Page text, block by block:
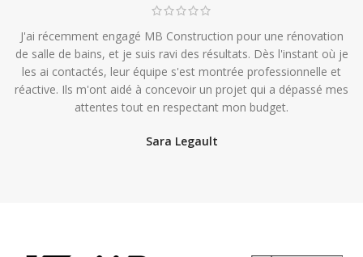
J'ai récemment engagé MB Construction pour une rénovation
de salle de bains, et je suis ravi des résultats. Dès l'instant où je
les ai contactés, leur équipe s'est montrée professionnelle et
réactive. Ils m'ont aidé à concevoir un projet qui a dépassé mes
attentes tout en respectant mon budget.
Sara Legault